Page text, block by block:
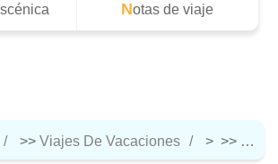
Notas de viaje
>> Viajes De Vacaciones > >>